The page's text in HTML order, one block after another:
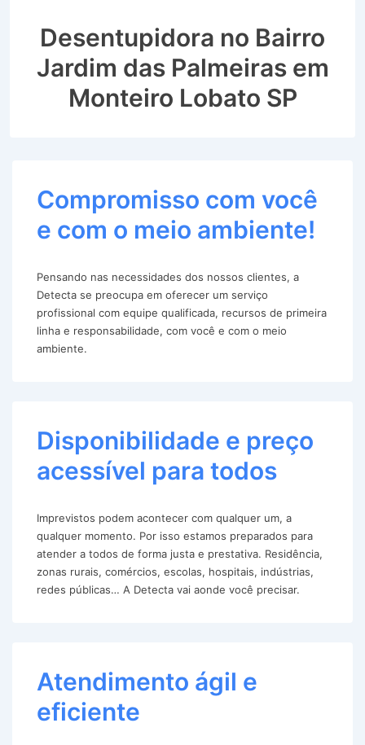
Desentupidora no Bairro
Jardim das Palmeiras em
Monteiro Lobato SP
Compromisso com você
e com o meio ambiente!
Pensando nas necessidades dos nossos clientes, a
Detecta se preocupa em oferecer um serviço
profissional com equipe qualificada, recursos de primeira
linha e responsabilidade, com você e com o meio
ambiente.
Disponibilidade e preço
acessível para todos
Imprevistos podem acontecer com qualquer um, a
qualquer momento. Por isso estamos preparados para
atender a todos de forma justa e prestativa. Residência,
zonas rurais, comércios, escolas, hospitais, indústrias,
redes públicas… A Detecta vai aonde você precisar.
Atendimento ágil e
eficiente